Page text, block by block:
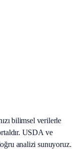
bilimsel verilerle
USDA ve
analizi sunuyoruz.